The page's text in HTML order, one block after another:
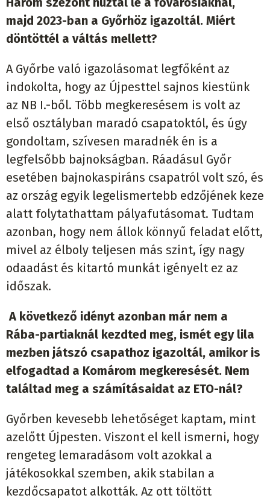
majd 2023-ban a Győrhöz igazoltál. Miért
döntöttél a váltás mellett?
A Győrbe való igazolásomat legfőként az
indokolta, hogy az Újpesttel sajnos kiestünk
az NB I.-ből. Több megkeresésem is volt az
első osztályban maradó csapatoktól, és úgy
gondoltam, szívesen maradnék én is a
legfelsőbb bajnokságban. Ráadásul Győr
esetében bajnokaspiráns csapatról volt szó, és
az ország egyik legelismertebb edzőjének keze
alatt folytathattam pályafutásomat. Tudtam
azonban, hogy nem állok könnyű feladat előtt,
mivel az élboly teljesen más szint, így nagy
odaadást és kitartó munkát igényelt ez az
időszak.
A következő idényt azonban már nem a
Rába-partiaknál kezdted meg, ismét egy lila
mezben játszó csapathoz igazoltál, amikor is
elfogadtad a Komárom megkeresését. Nem
találtad meg a számításaidat az ETO-nál?
Győrben kevesebb lehetőséget kaptam, mint
azelőtt Újpesten. Viszont el kell ismerni, hogy
rengeteg lemaradásom volt azokkal a
játékosokkal szemben, akik stabilan a
kezdőcsapatot alkották. Az ott töltött